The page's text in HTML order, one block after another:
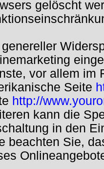
gelöscht
vor allem im
Seite
http://
kann die
in den
beachten Sie,